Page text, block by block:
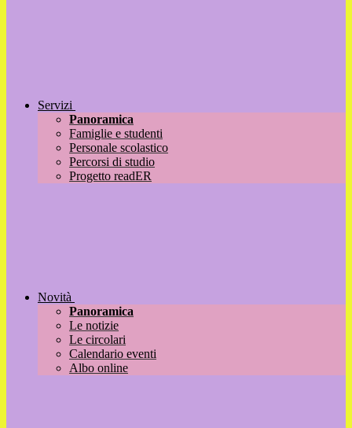
Servizi
Panoramica
Famiglie e studenti
Personale scolastico
Percorsi di studio
Progetto readER
Novità
Panoramica
Le notizie
Le circolari
Calendario eventi
Albo online